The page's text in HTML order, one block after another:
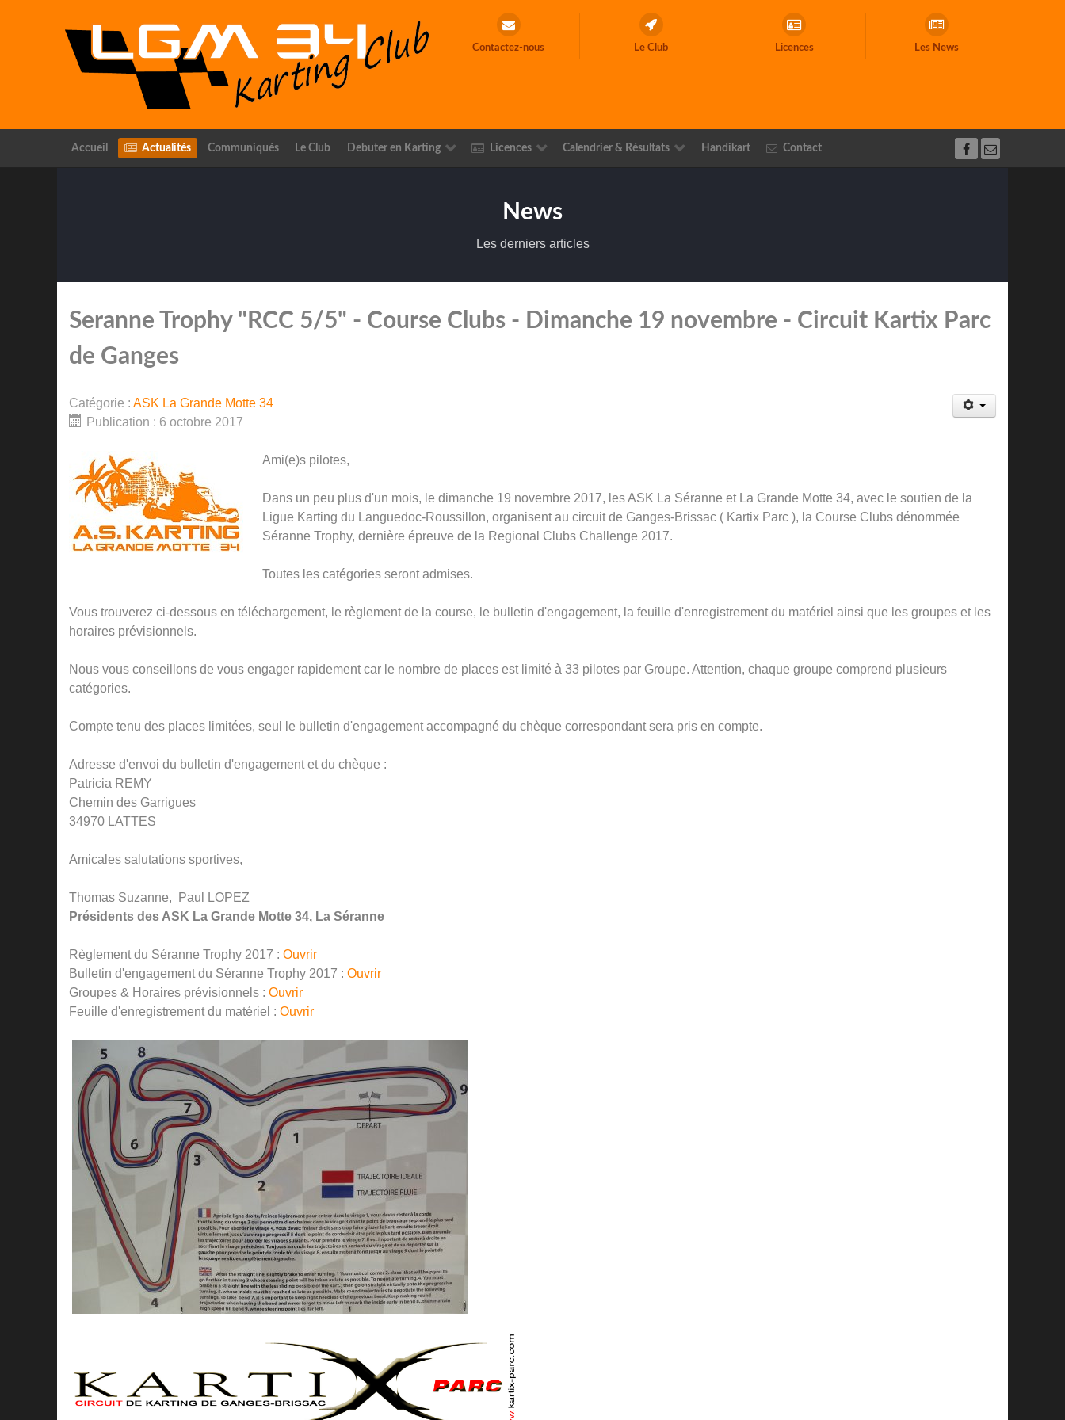
Contactez-nous Le Club Licences Les News
Accueil Actualités Communiqués Le Club Debuter en Karting Licences Calendrier & Résultats Handikart Contact
News
Les derniers articles
Seranne Trophy "RCC 5/5" - Course Clubs - Dimanche 19 novembre - Circuit Kartix Parc
de Ganges
Catégorie : ASK La Grande Motte 34
Publication : 6 octobre 2017
Ami(e)s pilotes,
Dans un peu plus d'un mois, le dimanche 19 novembre 2017, les ASK La Séranne et La Grande Motte 34, avec le soutien de la
Ligue Karting du Languedoc-Roussillon, organisent au circuit de Ganges-Brissac ( Kartix Parc ), la Course Clubs dénommée
Séranne Trophy, dernière épreuve de la Regional Clubs Challenge 2017.
Toutes les catégories seront admises.
Vous trouverez ci-dessous en téléchargement, le règlement de la course, le bulletin d'engagement, la feuille d'enregistrement du matériel ainsi que les groupes et les
horaires prévisionnels.
Nous vous conseillons de vous engager rapidement car le nombre de places est limité à 33 pilotes par Groupe. Attention, chaque groupe comprend plusieurs
catégories.
Compte tenu des places limitées, seul le bulletin d'engagement accompagné du chèque correspondant sera pris en compte.
Adresse d'envoi du bulletin d'engagement et du chèque :
Patricia REMY
Chemin des Garrigues
34970 LATTES
Amicales salutations sportives,
Thomas Suzanne, Paul LOPEZ
Présidents des ASK La Grande Motte 34, La Séranne
Règlement du Séranne Trophy 2017 : Ouvrir
Bulletin d'engagement du Séranne Trophy 2017 : Ouvrir
Groupes & Horaires prévisionnels : Ouvrir
Feuille d'enregistrement du matériel : Ouvrir